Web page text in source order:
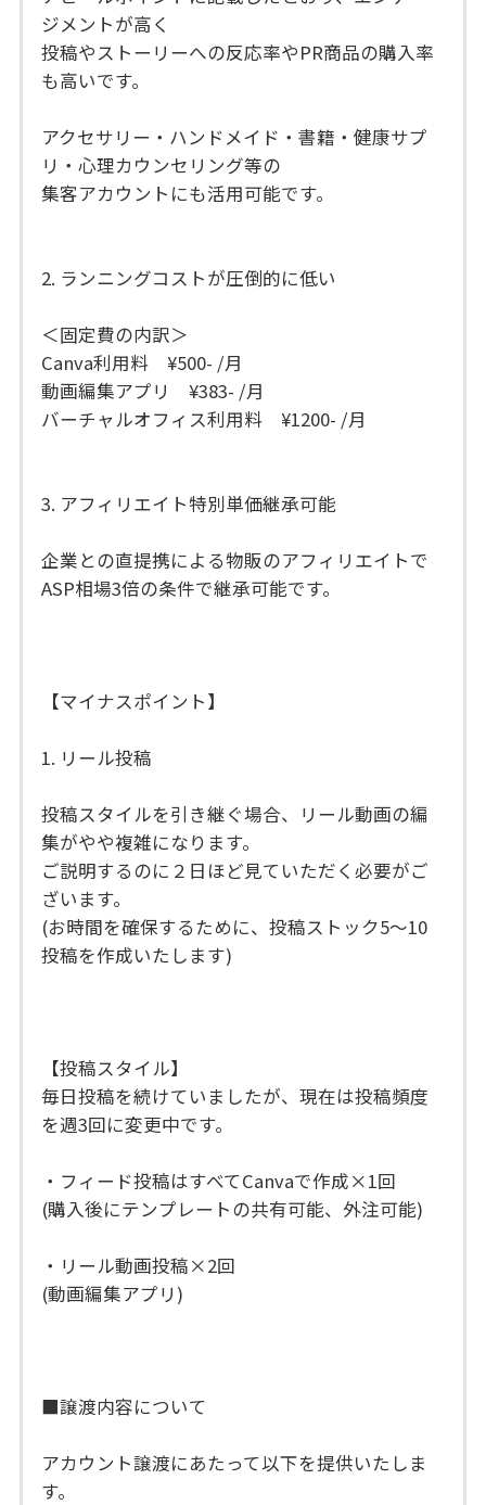
ジメントが高く
投稿やストーリーへの反応率やPR商品の購入率
も高いです。
アクセサリー・ハンドメイド・書籍・健康サプ
リ・心理カウンセリング等の
集客アカウントにも活用可能です。
2. ランニングコストが圧倒的に低い
＜固定費の内訳＞
Canva利用料 ¥500- /月
動画編集アプリ ¥383- /月
バーチャルオフィス利用料 ¥1200- /月
3. アフィリエイト特別単価継承可能
企業との直提携による物販のアフィリエイトで
ASP相場3倍の条件で継承可能です。
【マイナスポイント】
1. リール投稿
投稿スタイルを引き継ぐ場合、リール動画の編
集がやや複雑になります。
ご説明するのに２日ほど見ていただく必要がご
ざいます。
(お時間を確保するために、投稿ストック5〜10
投稿を作成いたします)
【投稿スタイル】
毎日投稿を続けていましたが、現在は投稿頻度
を週3回に変更中です。
・フィード投稿はすべてCanvaで作成×1回
(購入後にテンプレートの共有可能、外注可能)
・リール動画投稿×2回
(動画編集アプリ)
■譲渡内容について
アカウント譲渡にあたって以下を提供いたしま
す。